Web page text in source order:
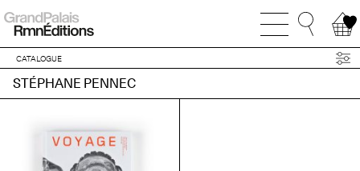
CATALOGUE
STÉPHANE PENNEC